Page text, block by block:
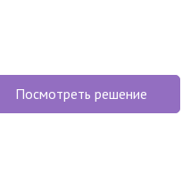
Посмотреть решение